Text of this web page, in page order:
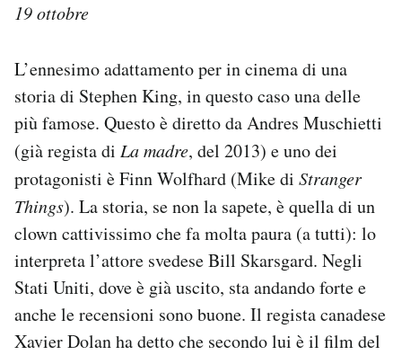
19 ottobre
L’ennesimo adattamento per in cinema di una
storia di Stephen King, in questo caso una delle
più famose. Questo è diretto da Andres Muschietti
(già regista di La madre, del 2013) e uno dei
protagonisti è Finn Wolfhard (Mike di Stranger
Things). La storia, se non la sapete, è quella di un
clown cattivissimo che fa molta paura (a tutti): lo
interpreta l’attore svedese Bill Skarsgard. Negli
Stati Uniti, dove è già uscito, sta andando forte e
anche le recensioni sono buone. Il regista canadese
Xavier Dolan ha detto che secondo lui è il film del